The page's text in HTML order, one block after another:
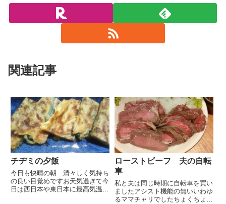
関連記事
チヂミの夕飯
今日も快晴の朝 清々しく気持ち
の良い目覚めですお天気過ぎて今
日は西日本や東日本に最高気温が
ローストビーフ 夫の自転
車
私と夫は同じ時期に自転車を買い
ましたアシスト機能の無いいわゆ
るママチャリでしたちょくちょく